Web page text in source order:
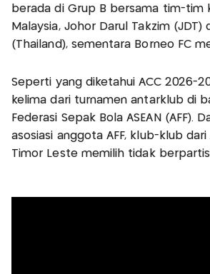
berada di Grup B bersama tim-tim
Malaysia, Johor Darul Takzim (JDT)
(Thailand), sementara Borneo FC
Seperti yang diketahui ACC 2026-
kelima dari turnamen antarklub di
Federasi Sepak Bola ASEAN (AFF).
asosiasi anggota AFF, klub-klub
Timor Leste memilih tidak